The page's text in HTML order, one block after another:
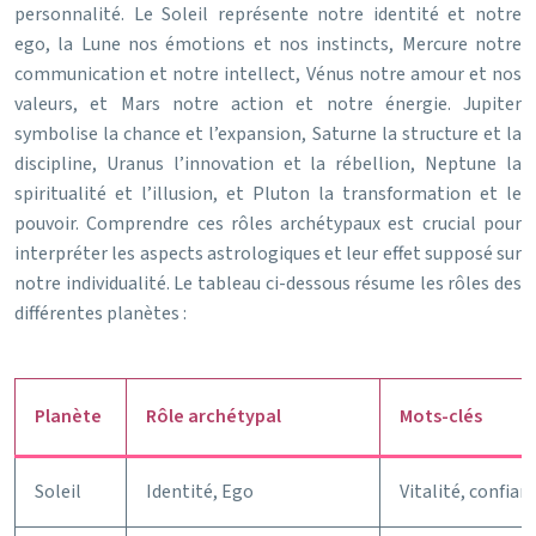
personnalité. Le Soleil représente notre identité et notre
ego, la Lune nos émotions et nos instincts, Mercure notre
communication et notre intellect, Vénus notre amour et nos
valeurs, et Mars notre action et notre énergie. Jupiter
symbolise la chance et l’expansion, Saturne la structure et la
discipline, Uranus l’innovation et la rébellion, Neptune la
spiritualité et l’illusion, et Pluton la transformation et le
pouvoir. Comprendre ces rôles archétypaux est crucial pour
interpréter les aspects astrologiques et leur effet supposé sur
notre individualité. Le tableau ci-dessous résume les rôles des
différentes planètes :
Planète Rôle archétypal Mots-clés
Soleil Identité, Ego Vitalité,